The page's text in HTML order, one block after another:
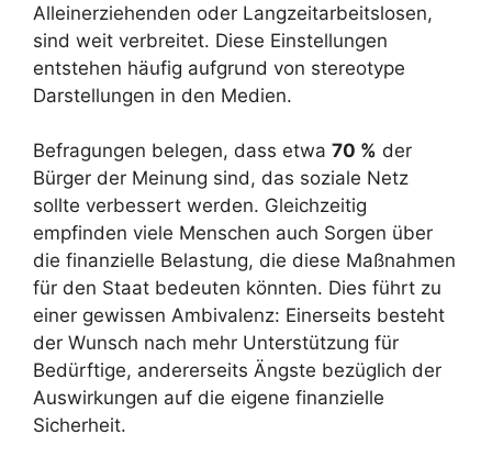
Alleinerziehenden oder Langzeitarbeitslosen,
sind weit verbreitet. Diese Einstellungen
entstehen häufig aufgrund von stereotype
Darstellungen in den Medien.
Befragungen belegen, dass etwa 70 % der
Bürger der Meinung sind, das soziale Netz
sollte verbessert werden. Gleichzeitig
empfinden viele Menschen auch Sorgen über
die finanzielle Belastung, die diese Maßnahmen
für den Staat bedeuten könnten. Dies führt zu
einer gewissen Ambivalenz: Einerseits besteht
der Wunsch nach mehr Unterstützung für
Bedürftige, andererseits Ängste bezüglich der
Auswirkungen auf die eigene finanzielle
Sicherheit.